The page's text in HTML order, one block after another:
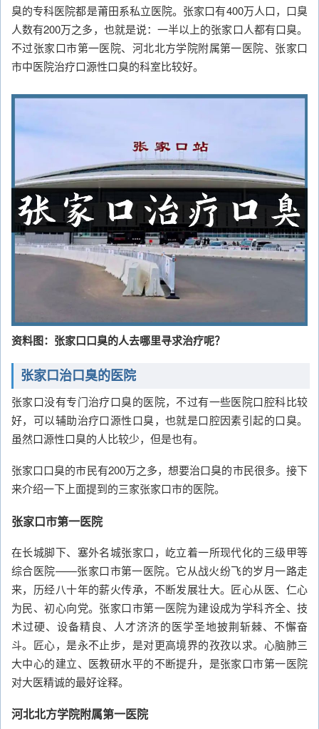
臭的专科医院都是莆田系私立医院。张家口有400万人口，口臭
人数有200万之多，也就是说：一半以上的张家口人都有口臭。
不过张家口市第一医院、河北北方学院附属第一医院、张家口
市中医院治疗口源性口臭的科室比较好。
资料图：张家口口臭的人去哪里寻求治疗呢？
张家口治口臭的医院
张家口没有专门治疗口臭的医院，不过有一些医院口腔科比较
好，可以辅助治疗口源性口臭，也就是口腔因素引起的口臭。
虽然口源性口臭的人比较少，但是也有。
张家口口臭的市民有200万之多，想要治口臭的市民很多。接下
来介绍一下上面提到的三家张家口市的医院。
张家口市第一医院
在长城脚下、塞外名城张家口，屹立着一所现代化的三级甲等
综合医院——张家口市第一医院。它从战火纷飞的岁月一路走
来，历经八十年的薪火传承，不断发展壮大。匠心从医、仁心
为民、初心向党。张家口市第一医院为建设成为学科齐全、技
术过硬、设备精良、人才济济的医学圣地披荆斩棘、不懈奋
斗。匠心，是永不止步，是对更高境界的孜孜以求。心脑肺三
大中心的建立、医教研水平的不断提升，是张家口市第一医院
对大医精诚的最好诠释。
河北北方学院附属第一医院